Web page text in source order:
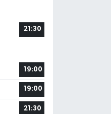
21:30
19:00
19:00
21:30